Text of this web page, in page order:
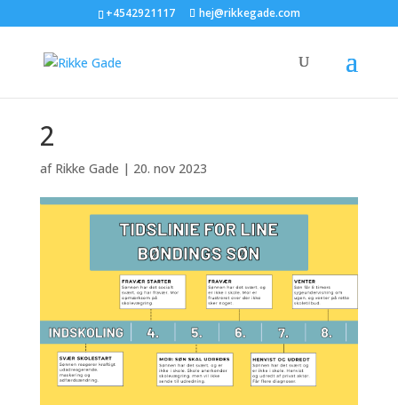
+4542921117 hej@rikkegade.com
2
af Rikke Gade | 20. nov 2023